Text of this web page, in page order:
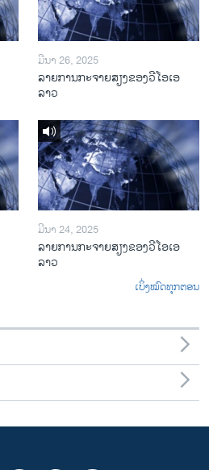
ມີນາ 26, 2025
ລາຍການກະຈາຍສຽງຂອງວີໂອເອ
ລາວ
ມີນາ 24, 2025
ລາຍການກະຈາຍສຽງຂອງວີໂອເອ
ລາວ
ເບິ່ງໝົດທຸກຕອນ